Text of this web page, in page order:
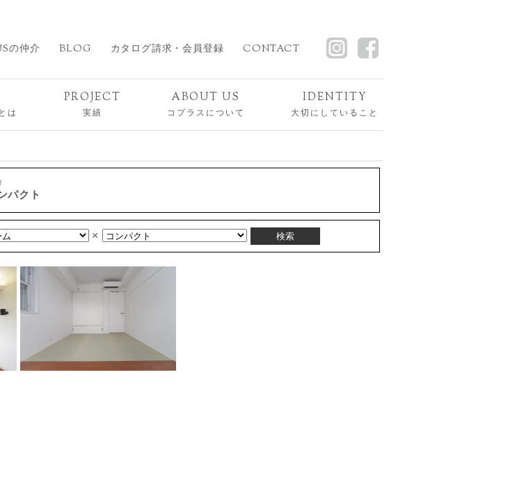
の仲介 BLOG カタログ請求・会員登録 CONTACT
は
PROJECT
実績
ABOUT US
コプラスについて
IDENTITY
大切にしていること
パクト
×